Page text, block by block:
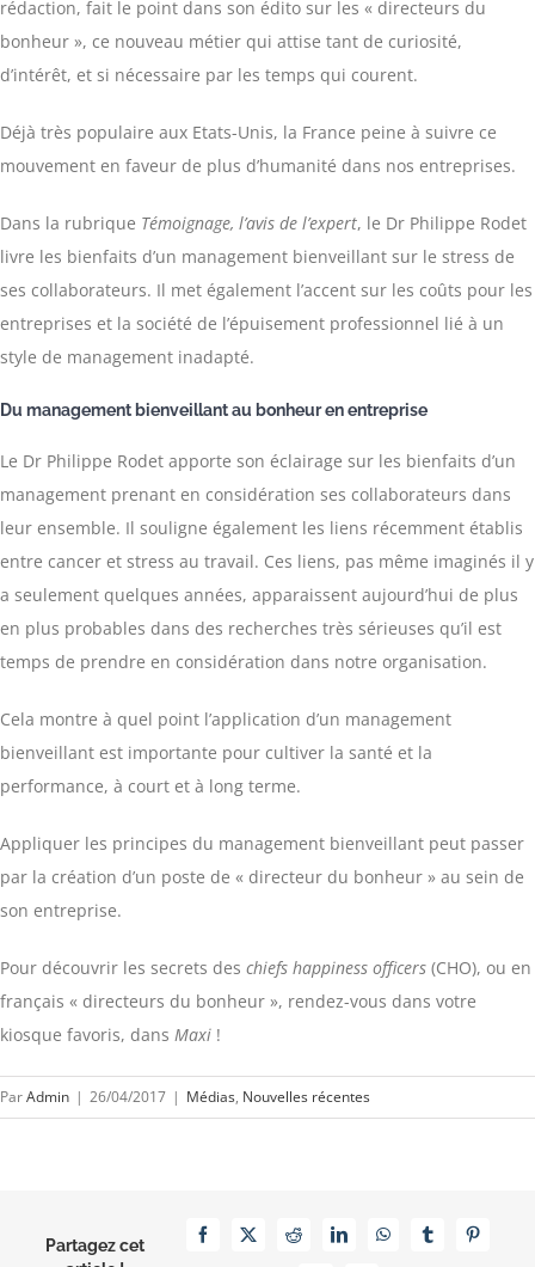
rédaction, fait le point dans son édito sur les « directeurs du
bonheur », ce nouveau métier qui attise tant de curiosité,
d’intérêt, et si nécessaire par les temps qui courent.
Déjà très populaire aux Etats-Unis, la France peine à suivre ce
mouvement en faveur de plus d’humanité dans nos entreprises.
Dans la rubrique Témoignage, l’avis de l’expert, le Dr Philippe Rodet
livre les bienfaits d’un management bienveillant sur le stress de
ses collaborateurs. Il met également l’accent sur les coûts pour les
entreprises et la société de l’épuisement professionnel lié à un
style de management inadapté.
Du management bienveillant au bonheur en entreprise
Le Dr Philippe Rodet apporte son éclairage sur les bienfaits d’un
management prenant en considération ses collaborateurs dans
leur ensemble. Il souligne également les liens récemment établis
entre cancer et stress au travail. Ces liens, pas même imaginés il y
a seulement quelques années, apparaissent aujourd’hui de plus
en plus probables dans des recherches très sérieuses qu’il est
temps de prendre en considération dans notre organisation.
Cela montre à quel point l’application d’un management
bienveillant est importante pour cultiver la santé et la
performance, à court et à long terme.
Appliquer les principes du management bienveillant peut passer
par la création d’un poste de « directeur du bonheur » au sein de
son entreprise.
Pour découvrir les secrets des chiefs happiness officers (CHO), ou en
français « directeurs du bonheur », rendez-vous dans votre
kiosque favoris, dans Maxi !
ParAdmin | 26/04/2017 | Médias, Nouvelles récentes
Partagez cet
Facebook
X RedditLinkedInWhatsAppTumblrPinterest